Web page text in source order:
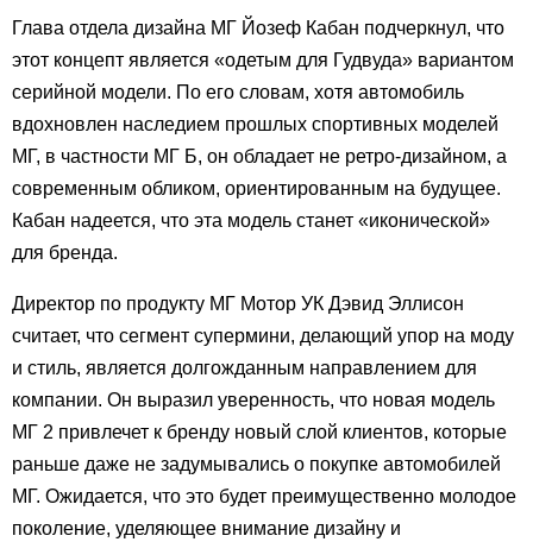
Глава отдела дизайна МГ Йозеф Кабан подчеркнул, что
этот концепт является «одетым для Гудвуда» вариантом
серийной модели. По его словам, хотя автомобиль
вдохновлен наследием прошлых спортивных моделей
МГ, в частности МГ Б, он обладает не ретро-дизайном, а
современным обликом, ориентированным на будущее.
Кабан надеется, что эта модель станет «иконической»
для бренда.
Директор по продукту МГ Мотор УК Дэвид Эллисон
считает, что сегмент супермини, делающий упор на моду
и стиль, является долгожданным направлением для
компании. Он выразил уверенность, что новая модель
МГ 2 привлечет к бренду новый слой клиентов, которые
раньше даже не задумывались о покупке автомобилей
МГ. Ожидается, что это будет преимущественно молодое
поколение, уделяющее внимание дизайну и